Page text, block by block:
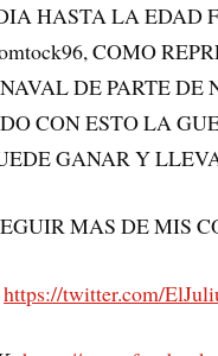
HASTA LA EDAD
COMO
DE PARTE DE
CON ESTO LA
GANAR Y
MAS DE MIS
https://twitter.com/